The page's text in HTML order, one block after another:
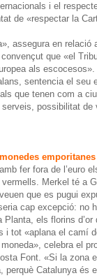
i el
de «respectar la
assegura en relació
que «el
als
sentencia el seu
que tenen com a
possibilitat de
fer fora de l’euro
Merkel té a
que es pugui
cap excepció: no
els florins d’or
i tot «aplana el camí
celebra el
Font. «Si la zona
perquè Catalunya és